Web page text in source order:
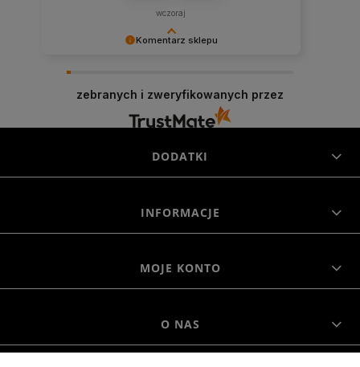
Komentarz sklepu
ostatnie nasze spotkanie :)
wczoraj
zebranych i zweryfikowanych przez
DODATKI
INFORMACJE
MOJE KONTO
O NAS